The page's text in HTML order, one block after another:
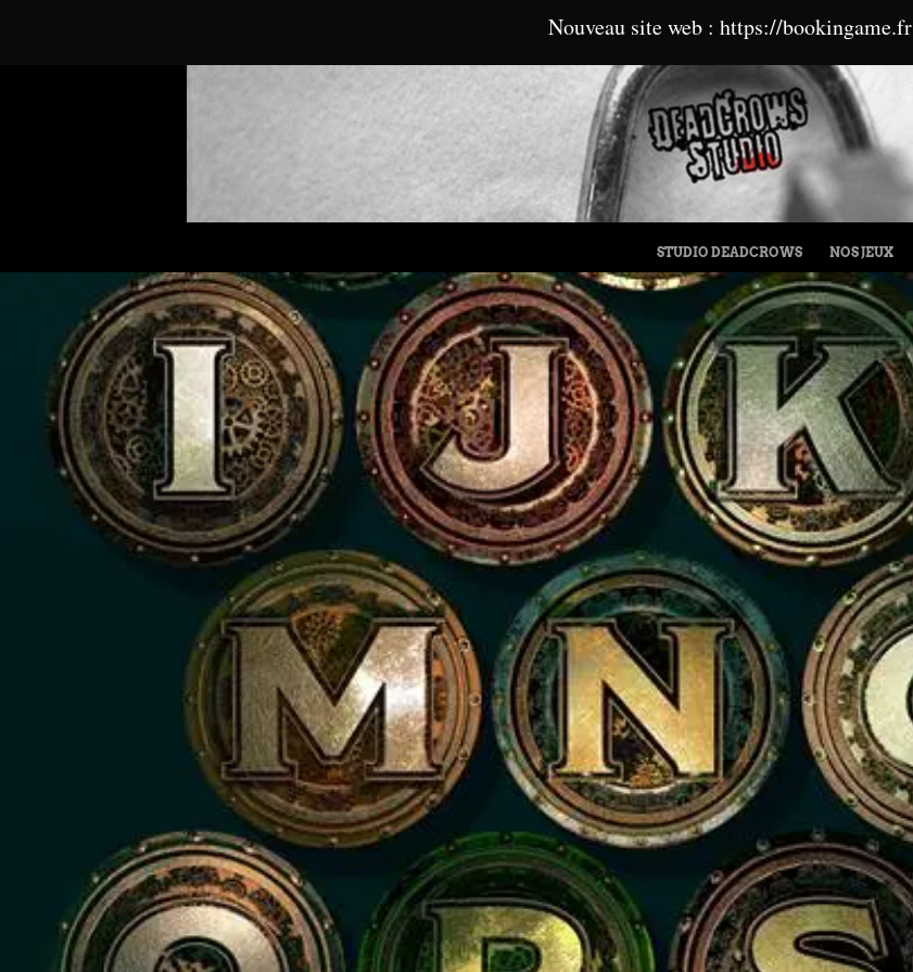
MENU
ALLER AU CONTENU
STUDIO DEADCROWS NOS JEUX
Nouveau site web : https://bookingame.fr